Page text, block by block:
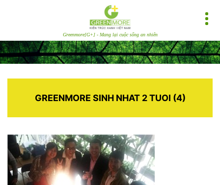
Greenmore[G+] - Mang lại cuộc sống an nhiên
GREENMORE SINH NHAT 2 TUOI (4)